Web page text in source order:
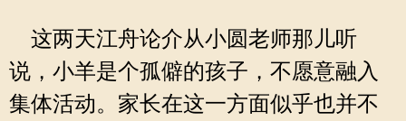
这两天江舟论介从小圆老师那儿听
说，小羊是个孤僻的孩子，不愿意融入
集体活动。家长在这一方面似乎也并不